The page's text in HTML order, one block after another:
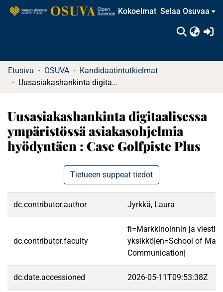
Kokoelmat Selaa Osuvaa
Etusivu OSUVA
Kandidaatintutkielmat
Uusasiakashankinta digitaalisessa ympäristössä asiakasohjelmia hyödyntäen : Case Golfpiste Plus
Uusasiakashankinta digitaalisessa
ympäristössä asiakasohjelmia
hyödyntäen : Case Golfpiste Plus
Tietueen suppeat tiedot
dc.contributor.author Jyrkkä, Laura
dc.contributor.faculty
fi=Markkinoinnin ja
yksikkö|en=School of
Communication|
dc.date.accessioned 2026-05-11T09:53:38Z